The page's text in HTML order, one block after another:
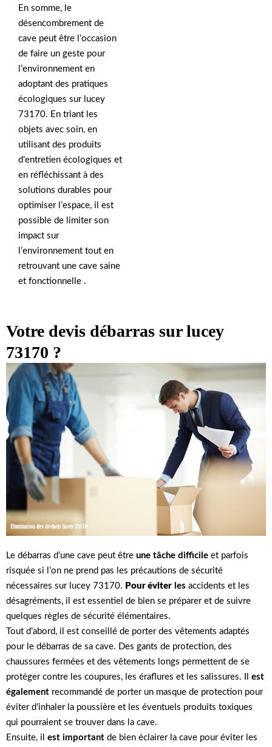
En somme, le
désencombrement de
cave peut être l’occasion
de faire un geste pour
l’environnement en
adoptant des pratiques
écologiques sur lucey
73170. En triant les
objets avec soin, en
utilisant des produits
d’entretien écologiques et
en réfléchissant à des
solutions durables pour
optimiser l’espace, il est
possible de limiter son
impact sur
l’environnement tout en
retrouvant une cave saine
et fonctionnelle .
Votre devis débarras sur lucey
73170 ?
Le débarras d’une cave peut être une tâche difficile et parfois
risquée si l’on ne prend pas les précautions de sécurité
nécessaires sur lucey 73170. Pour éviter les accidents et les
désagréments, il est essentiel de bien se préparer et de suivre
quelques règles de sécurité élémentaires.
Tout d’abord, il est conseillé de porter des vêtements adaptés
pour le débarras de sa cave. Des gants de protection, des
chaussures fermées et des vêtements longs permettent de se
protéger contre les coupures, les éraflures et les salissures. Il est
également recommandé de porter un masque de protection pour
éviter d’inhaler la poussière et les éventuels produits toxiques
qui pourraient se trouver dans la cave.
Ensuite, il est important de bien éclairer la cave pour éviter les